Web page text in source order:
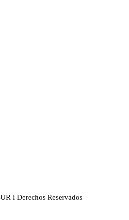
I Derechos Reservados